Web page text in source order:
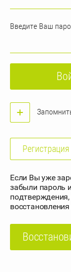
Введите Ваш
Регистрация
Если Вы уже
забыли пароль